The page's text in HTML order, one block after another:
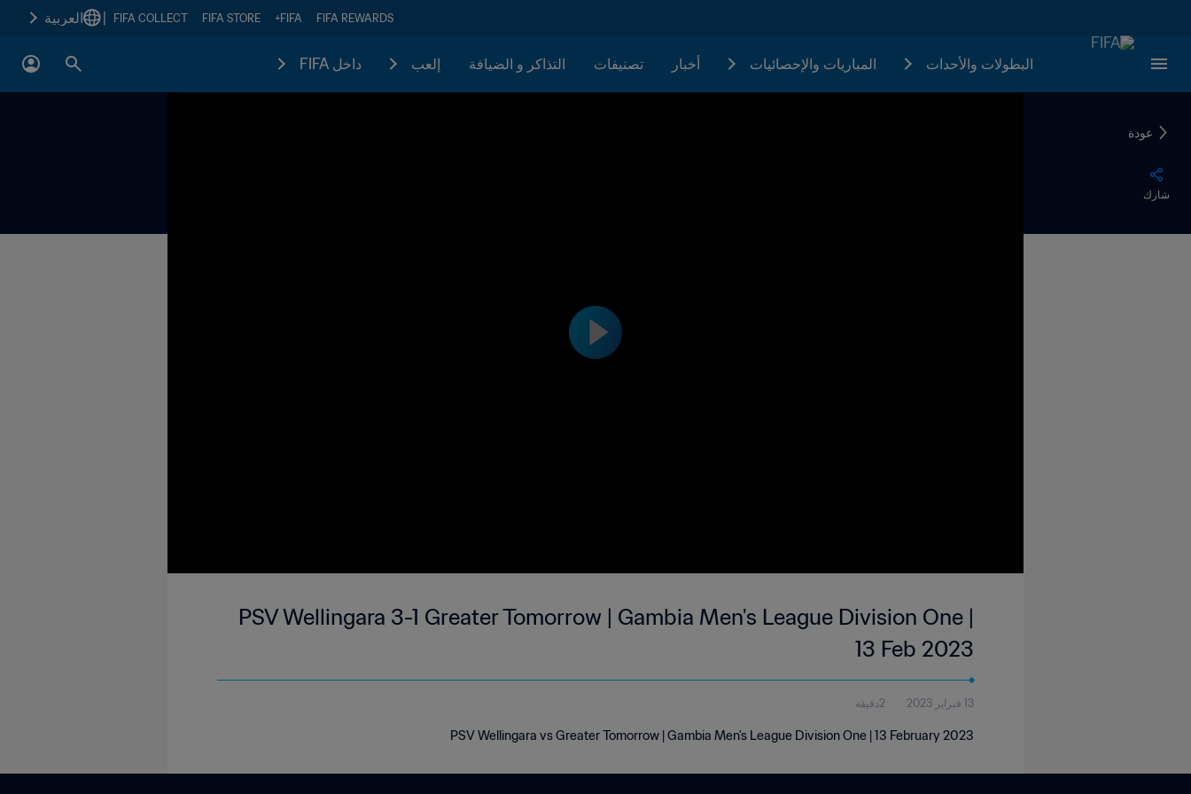
FIFA REWARDS
FIFA+
FIFA STORE
FIFA COLLECT العربية
البطولات والأحدات المباريات والإحصائيات أخبار تصنيفات التذاكر و الضيافة إلعب داخل FIFA
عودة
شارك
PSV Wellingara 3-1 Greater Tomorrow | Gambia Men's League Division One |
13 Feb 2023
13 فبراير 2023 2دقيقة
PSV Wellingara vs Greater Tomorrow | Gambia Men's League Division One | 13 February 2023